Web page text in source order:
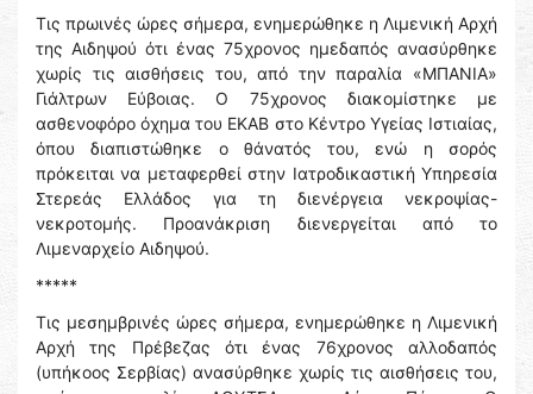
Τις πρωινές ώρες σήμερα, ενημερώθηκε η Λιμενική Αρχή
της Αιδηψού ότι ένας 75χρονος ημεδαπός ανασύρθηκε
χωρίς τις αισθήσεις του, από την παραλία «ΜΠΑΝΙΑ»
Γιάλτρων Εύβοιας. Ο 75χρονος διακομίστηκε με
ασθενοφόρο όχημα του ΕΚΑΒ στο Κέντρο Υγείας Ιστιαίας,
όπου διαπιστώθηκε ο θάνατός του, ενώ η σορός
πρόκειται να μεταφερθεί στην Ιατροδικαστική Υπηρεσία
Στερεάς Ελλάδος για τη διενέργεια νεκροψίας-
νεκροτομής. Προανάκριση διενεργείται από το
Λιμεναρχείο Αιδηψού.
*****
Τις μεσημβρινές ώρες σήμερα, ενημερώθηκε η Λιμενική
Αρχή της Πρέβεζας ότι ένας 76χρονος αλλοδαπός
(υπήκοος Σερβίας) ανασύρθηκε χωρίς τις αισθήσεις του,